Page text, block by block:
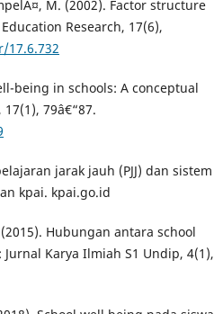
M. (2002). Factor structure
Research, 17(6),
17.6.732
being in schools: A conceptual
79â€“87.
jarak jauh (PJJ) dan sistem
kpai. kpai.go.id
Hubungan antara school
Karya Ilmiah S1 Undip, 4(1),